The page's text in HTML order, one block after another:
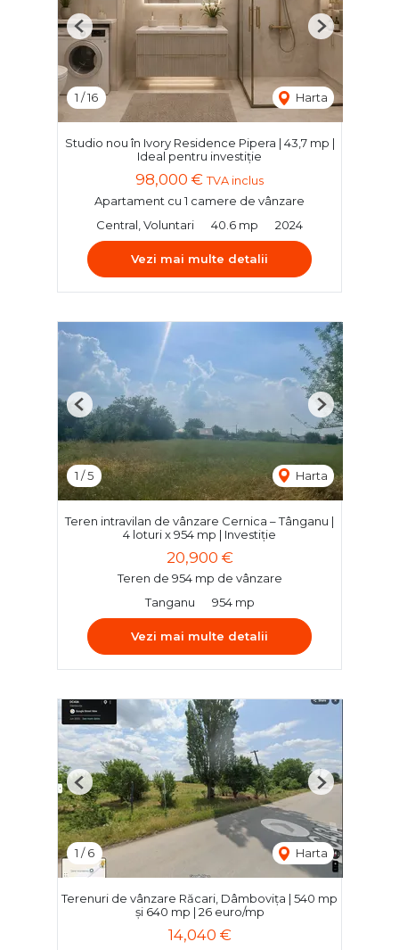
1 /16 Harta
Previous Next
Studio nou în Ivory Residence Pipera | 43,7 mp |
Ideal pentru investiție
98,000 € TVA inclus
Apartament cu 1 camere de vânzare
Central, Voluntari
40.6 mp 2024
Vezi mai multe detalii
1 /5 Harta
Previous Next
Teren intravilan de vânzare Cernica – Tânganu |
4 loturi x 954 mp | Investiție
20,900 €
Teren de 954 mp de vânzare
Tanganu
954 mp
Vezi mai multe detalii
1 /6 Harta
Previous Next
Terenuri de vânzare Răcari, Dâmbovița | 540 mp
și 640 mp | 26 euro/mp
14,040 €